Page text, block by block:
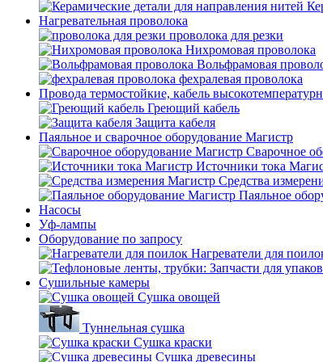
Нагревательная проволока
проволока для резки
Нихромовая проволока
Вольфрамовая
фехралевая проволока
Провода термостойкие, кабель
Греющий кабель
Защита кабеля
Паяльное и сварочное оборудование Магистр
Сварочное
Источники тока
Средства
Паяльное
Насосы
Уф-лампы
Оборудование по запросу
Нагреватели для
Сушильные камеры
Сушка овощей
Туннельная сушка
Сушка краски
Сушка древесины